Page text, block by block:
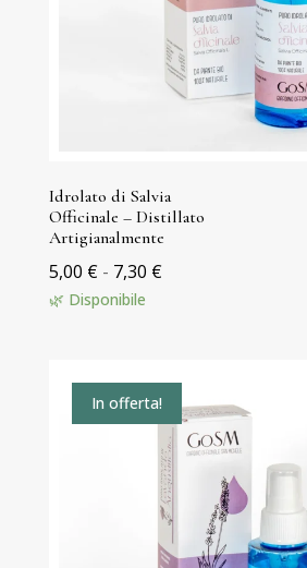
Idrolato di Salvia
Officinale – Distillato
Artigianalmente
5,00 € - 7,30 €Fascia
5,00 €
a
7,30 €
🌿 Disponibile
In offerta!